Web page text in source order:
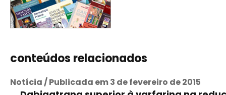
conteúdos relacionados
Notícia / Publicada em 3 de fevereiro de 2015